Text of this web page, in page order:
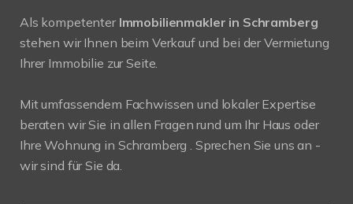
Als kompetenter Immobilienmakler in Schramberg
stehen wir Ihnen beim Verkauf und bei der Vermietung
Ihrer Immobilie zur Seite.
Mit umfassendem Fachwissen und lokaler Expertise
beraten wir Sie in allen Fragen rund um Ihr Haus oder
Ihre Wohnung in Schramberg . Sprechen Sie uns an -
wir sind für Sie da.